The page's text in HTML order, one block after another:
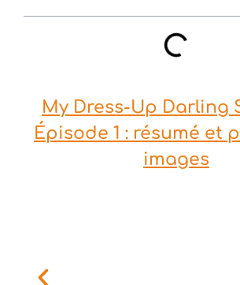
My Dress-Up Darling
Épisode 1 : résumé et
images